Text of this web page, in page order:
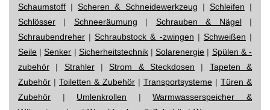
Schaumstoff |Scheren & Schneidewerkzeug | Schleifen |
Schlösser | Schneeräumung | Schrauben & Nägel|
Schraubendreher |Schraubstock & -zwingen | Schweißen |
Seile |Senker | Sicherheitstechnik|Solarenergie | Spülen & -
zubehör | Strahler|Strom & Steckdosen | Tapeten &
Zubehör | Toiletten & Zubehör | Transportsysteme | Türen &
Zubehör | Umlenkrollen |Warmwasserspeicher &